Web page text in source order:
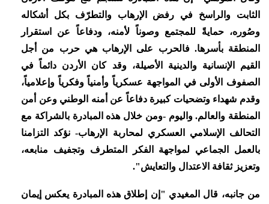
الثابت والراسخ في رفض الإرهاب والتطرّف بكل أشكاله
وصُوره، حمايةً للمجتمع وصوناً لأمنه، ودفاعاً عن استقرار
المنطقة بأسرها. فالحرب على الإرهاب هي حرب من أجل
القيم الإنسانية والدينية الأصيلة، وقد كان الأردن دائماً في
الصفوف الأولى في المواجهة عسكرياً وأمنياً وفكرياً وإعلامياً،
وقدم شهداء وتضحيات كبيرة دفاعاً عن أمنه الوطني وعن أمن
المنطقة والعالم. واليوم -ومن خلال هذه المبادرة بالشراكة مع
التحالف الإسلامي العسكري لمحاربة الإرهاب- نؤكد التزامنا
بالعمل الجماعي لمواجهة الفكر المتطرف وتجفيف منابعه،
وتعزيز ثقافة الاعتدال والتعايش".
من جانبه، قال المغيدي "إن إطلاق هذه المبادرة يعكس إيمان